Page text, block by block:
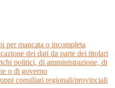
per mancata o incompleta
dei dati da parte dei titolari
politici, di amministrazione, di
o di governo
consiliari regionali/provinciali